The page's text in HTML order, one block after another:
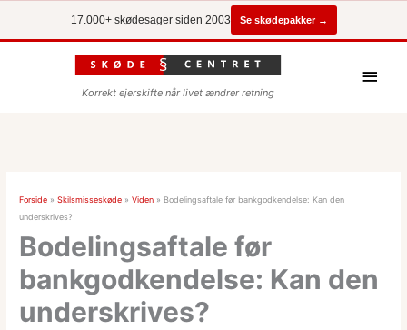
17.000+ skødesager siden 2003 Se skødepakker →
Korrekt ejerskifte når livet ændrer retning
Forside »Skilsmisseskøde »Viden » Bodelingsaftale før bankgodkendelse: Kan den
underskrives?
Bodelingsaftale før
bankgodkendelse: Kan den
underskrives?